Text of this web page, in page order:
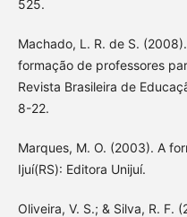
525.
Machado, L. R. de S.
formação de professores
Revista Brasileira de
8-22.
Marques, M. O. (2003). A
Ijuí(RS): Editora Unijuí.
Oliveira, V. S.; & Silva, R. F.